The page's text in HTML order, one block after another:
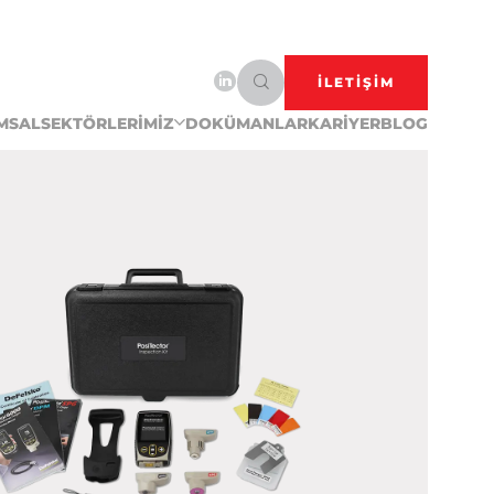
İLETİŞİM
SEKTÖRLERİMİZ DOKÜMANLARKARİYERBLOG